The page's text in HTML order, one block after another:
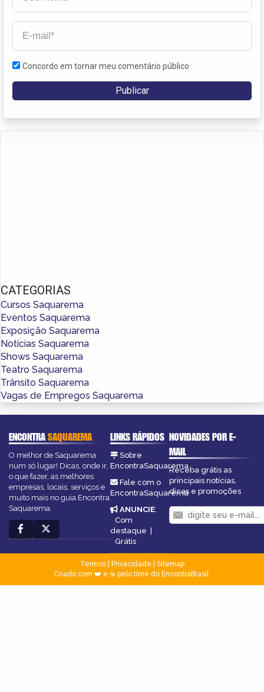
Concordo em tornar meu comentário público
CATEGORIAS
Cursos Saquarema
Eventos Saquarema
Exposição Saquarema
Notícias Saquarema
Shows Saquarema
Teatro Saquarema
Trânsito Saquarema
Vagas de Empregos Saquarema
ENCONTRASAQUAREMA
O melhor de Saquarema
num só lugar! Dicas, onde ir,
o que fazer, as melhores
empresas, locais, serviços e
muito mais no guia Encontra
Saquarema.
LINKS RÁPIDOS
Sobre
EncontraSaquarema
Fale com o
EncontraSaquarema
ANUNCIE:
Com
destaque
Grátis
NOVIDADES POR E-
MAIL
Receba grátis as
principais notícias,
dicas e promoções
Termos| Privacidade
Sitemap
Criado com ❤️ e ☕ pelo time do EncontraBrasil